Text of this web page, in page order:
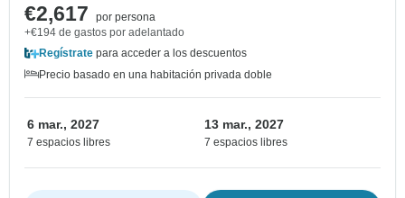
€2,617
por persona
+€194 de gastos por adelantado
Regístrate para acceder a los descuentos
Precio basado en una habitación privada doble
6 mar., 2027
7 espacios libres
13 mar., 2027
7 espacios libres